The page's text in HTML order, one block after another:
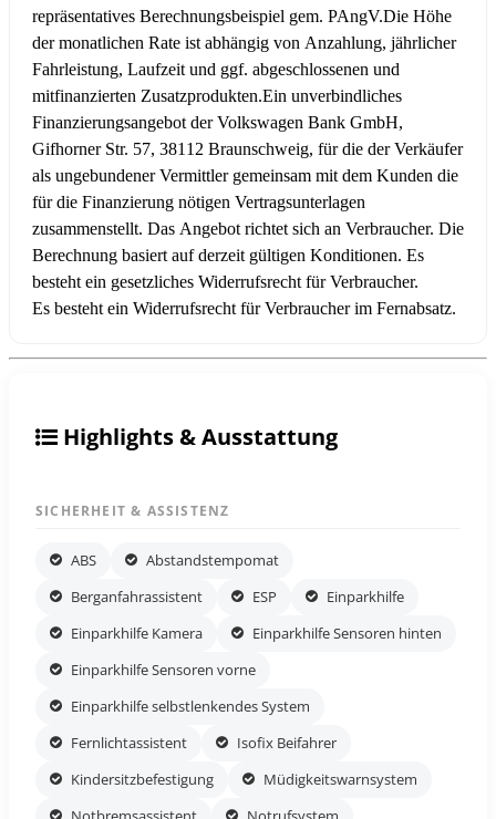
repräsentatives Berechnungsbeispiel gem. PAngV.Die Höhe
der monatlichen Rate ist abhängig von Anzahlung, jährlicher
Fahrleistung, Laufzeit und ggf. abgeschlossenen und
mitfinanzierten Zusatzprodukten.Ein unverbindliches
Finanzierungsangebot der Volkswagen Bank GmbH,
Gifhorner Str. 57, 38112 Braunschweig, für die der Verkäufer
als ungebundener Vermittler gemeinsam mit dem Kunden die
für die Finanzierung nötigen Vertragsunterlagen
zusammenstellt. Das Angebot richtet sich an Verbraucher. Die
Berechnung basiert auf derzeit gültigen Konditionen. Es
besteht ein gesetzliches Widerrufsrecht für Verbraucher.
Es besteht ein Widerrufsrecht für Verbraucher im Fernabsatz.
Highlights & Ausstattung
SICHERHEIT & ASSISTENZ
ABS
Abstandstempomat
Berganfahrassistent
ESP
Einparkhilfe
Einparkhilfe Kamera
Einparkhilfe Sensoren hinten
Einparkhilfe Sensoren vorne
Einparkhilfe selbstlenkendes System
Fernlichtassistent
Isofix Beifahrer
Kindersitzbefestigung
Müdigkeitswarnsystem